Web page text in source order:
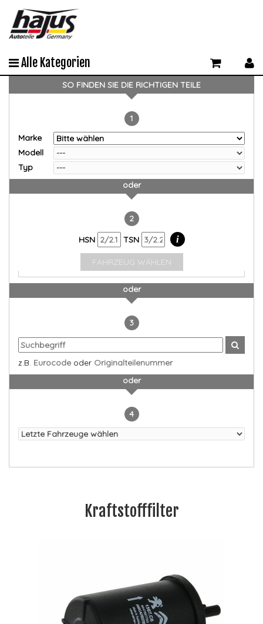
Alle Kategorien
SO FINDEN SIE DIE RICHTIGEN TEILE
1
Marke
Modell
Typ
oder
2
HSN
TSN i
FAHRZEUG WÄHLEN
oder
3
z.B. Eurocode oder Originalteilenummer
oder
4
Kraftstofffilter